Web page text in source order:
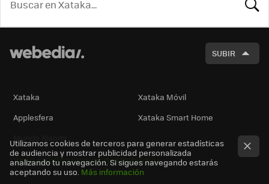
SUBIR
Xataka
Xataka Móvil
Applesfera
Xataka Smart Home
Otras publicaciones de Webedia
Utilizamos cookies de terceros para generar estadísticas
de audiencia y mostrar publicidad personalizada
analizando tu navegación. Si sigues navegando estarás
aceptando su uso. Más información